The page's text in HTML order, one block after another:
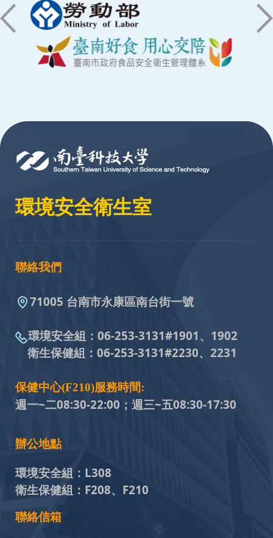
環境安全衛生室
聯絡我們
71005 台南市永康區南台街一號
環境安全組： 06-253-3131#1901、1902
衛生保健組： 06-253-3131#2230、2231
保健中心(F210)服務時間:
週一~二08:30-22:00；週三~五08:30-17:30
辦公地點
環境安全組： L308
衛生保健組： F208、F210
聯絡信箱